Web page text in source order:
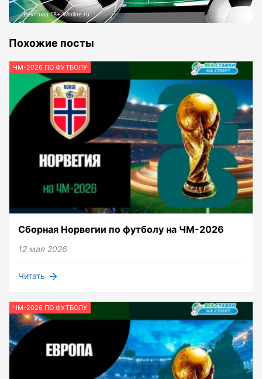
Реклама 18+ Winline.ru
Похожие посты
ЧМ-2026 ПО ФУТБОЛУ
Сборная Норвегии по футболу на ЧМ-2026
12 мая 2026
Читать
ЧМ-2026 ПО ФУТБОЛУ